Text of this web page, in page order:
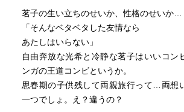
茗子の生い立ちのせいか、性格のせいか…
「そんなベタベタした友情なら
あたしはいらない」
自由奔放な光希と冷静な茗子はいいコン
ンガの王道コンビというか。
思春期の子供残して両親旅行って…両想
一つでしょ。え？違うの？